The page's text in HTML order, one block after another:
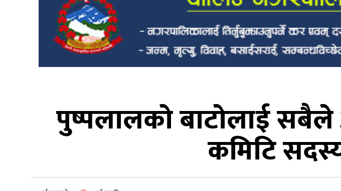
पुष्पलालको बाटोलाई
कमिटि